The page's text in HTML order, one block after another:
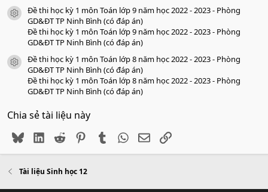
icon tài liệu
Đề thi học kỳ 1 môn Toán lớp 9 năm học 2022 - 2023 - Phòng
GD&ĐT TP Ninh Bình (có đáp án)
Đề thi học kỳ 1 môn Toán lớp 9 năm học 2022 - 2023 - Phòng
GD&ĐT TP Ninh Bình (có đáp án)
icon tài liệu
Đề thi học kỳ 1 môn Toán lớp 8 năm học 2022 - 2023 - Phòng
GD&ĐT TP Ninh Bình (có đáp án)
Đề thi học kỳ 1 môn Toán lớp 8 năm học 2022 - 2023 - Phòng
GD&ĐT TP Ninh Bình (có đáp án)
Chia sẻ tài liệu này
BlueskyLinkedIn
Reddit PinterestTumblr WhatsApp
EmailLink
Tài liệu Sinh học 12